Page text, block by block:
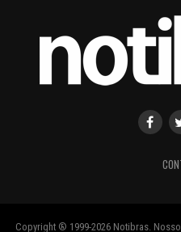
Copyright ® 1999-2026 Notibras.